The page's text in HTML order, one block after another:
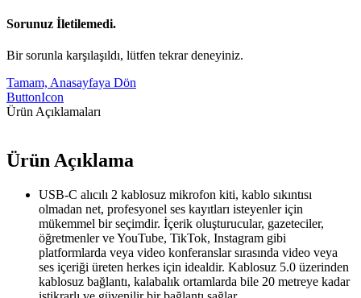
Sorunuz İletilemedi.
Bir sorunla karşılaşıldı, lütfen tekrar deneyiniz.
Tamam, Anasayfaya Dön
ButtonIcon
Ürün Açıklamaları
Ürün Açıklama
USB-C alıcılı 2 kablosuz mikrofon kiti, kablo sıkıntısı
olmadan net, profesyonel ses kayıtları isteyenler için
mükemmel bir seçimdir. İçerik oluşturucular, gazeteciler,
öğretmenler ve YouTube, TikTok, Instagram gibi
platformlarda veya video konferanslar sırasında video veya
ses içeriği üreten herkes için idealdir. Kablosuz 5.0 üzerinden
kablosuz bağlantı, kalabalık ortamlarda bile 20 metreye kadar